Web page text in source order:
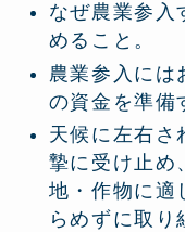
なぜ農業参入
めること。
農業参入には
の資金を準備
天候に左右さ
摯に受け止め
地・作物に適
らめずに取り